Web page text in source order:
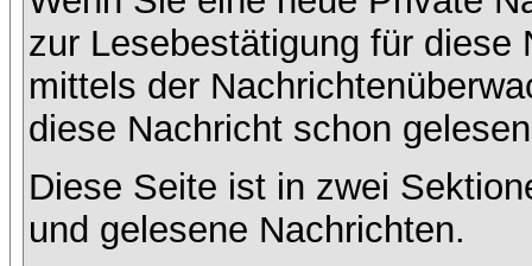
zur Lesebestätigung für diese
mittels der
diese Nachricht schon
Diese Seite ist in zwei
und gelesene Nachrichten.